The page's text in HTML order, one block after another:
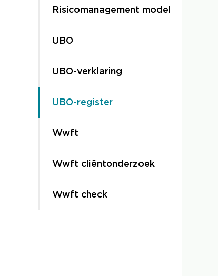
Risicomanagement model
UBO
UBO-verklaring
UBO-register
Wwft
Wwft cliëntonderzoek
Wwft check